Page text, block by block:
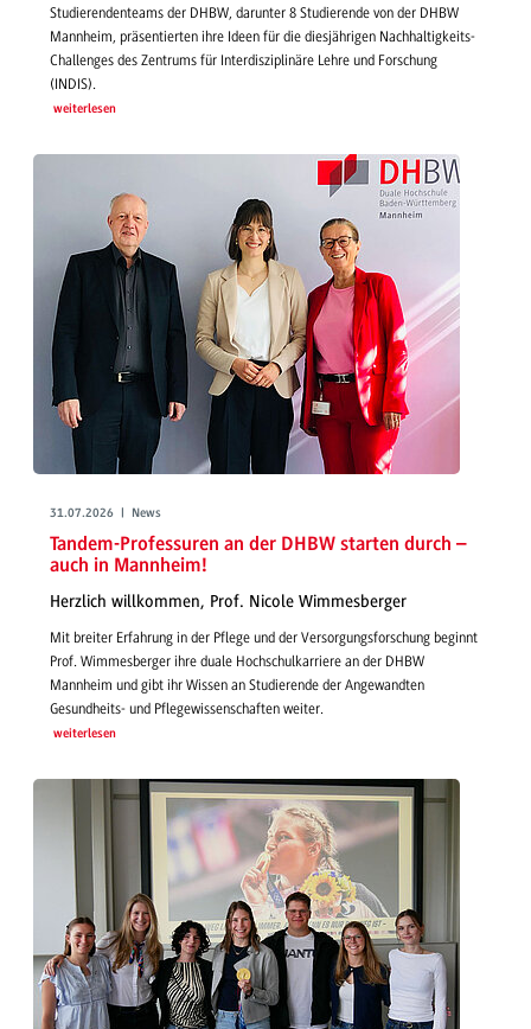
Studierendenteams der DHBW, darunter 8 Studierende von der DHBW
Mannheim, präsentierten ihre Ideen für die diesjährigen Nachhaltigkeits-
Challenges des Zentrums für Interdisziplinäre Lehre und Forschung
(INDIS).
weiterlesen
31.07.2026 | News
Tandem-Professuren an der DHBW starten durch –
auch in Mannheim!
Herzlich willkommen, Prof. Nicole Wimmesberger
Mit breiter Erfahrung in der Pflege und der Versorgungsforschung beginnt
Prof. Wimmesberger ihre duale Hochschulkarriere an der DHBW
Mannheim und gibt ihr Wissen an Studierende der Angewandten
Gesundheits- und Pflegewissenschaften weiter.
weiterlesen